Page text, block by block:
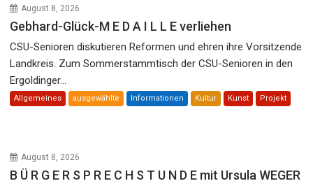
August 8, 2026
Gebhard-Glück-M E D A I L L E verliehen
CSU-Senioren diskutieren Reformen und ehren ihre Vorsitzende
Landkreis. Zum Sommerstammtisch der CSU-Senioren in den
Ergoldinger...
Allgemeines ausgewählte Informationen Kultur Kunst Projekt
August 8, 2026
B Ü R G E R S P R E C H S T U N D E mit Ursula WEGER